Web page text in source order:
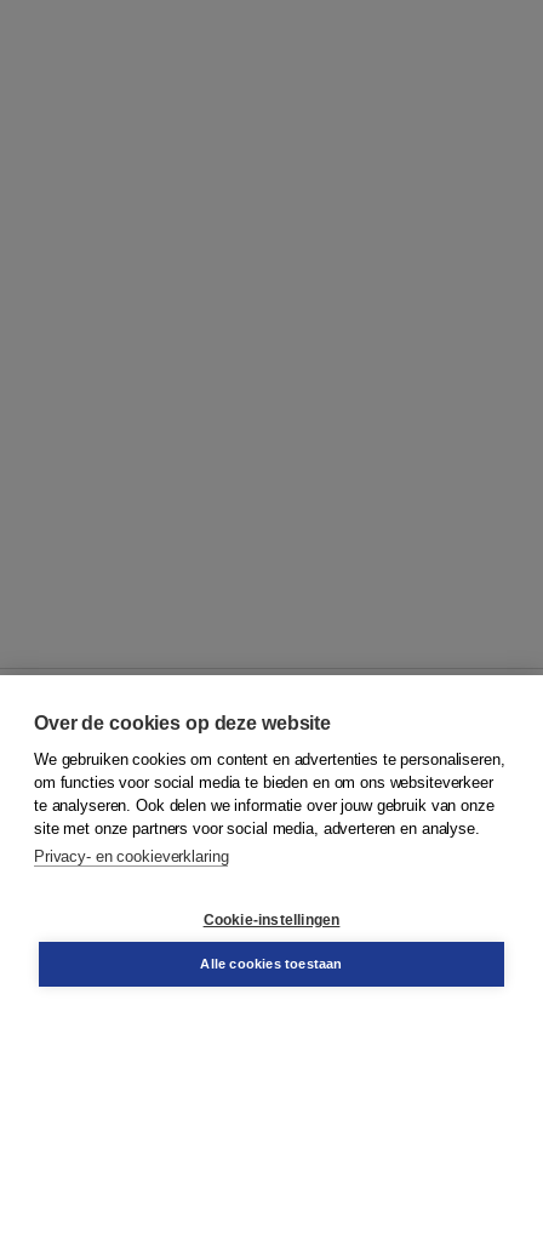
© 2026Koninklijke Boom uitgevers
Klantenservice
Service & informatie
Contact
Over de cookies op deze website
We gebruiken cookies om content en advertenties te personaliseren,
om functies voor social media te bieden en om ons websiteverkeer
te analyseren. Ook delen we informatie over jouw gebruik van onze
site met onze partners voor social media, adverteren en analyse.
Privacy- en cookieverklaring
Cookie-instellingen
Alle cookies toestaan